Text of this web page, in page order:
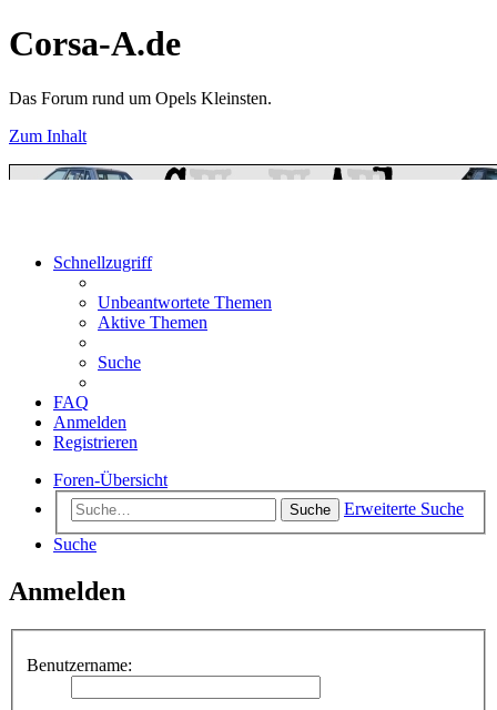
Corsa-A.de
Das Forum rund um Opels Kleinsten.
Zum Inhalt
Schnellzugriff
Unbeantwortete Themen
Aktive Themen
Suche
FAQ
Anmelden
Registrieren
Foren-Übersicht
Suche
Erweiterte Suche
Suche
Anmelden
Benutzername: